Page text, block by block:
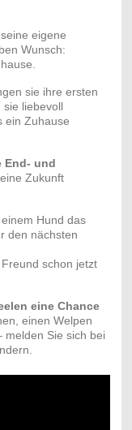
eigene
Wunsch:
sie ihre ersten
sie liebevoll
ein Zuhause
End- und
Zukunft
Hund das
den nächsten
schon jetzt
eine Chance
einen Welpen
melden Sie sich bei